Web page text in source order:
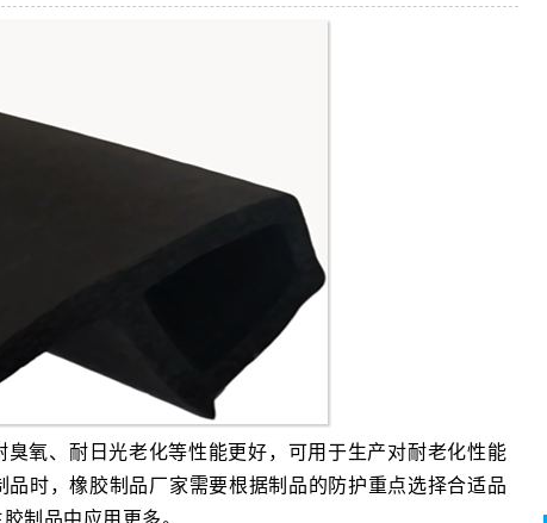
臭氧、耐日光老化等性能更好，可用于生产对耐老化性能
品时，橡胶制品厂家需要根据制品的防护重点选择合适品
制品中应用更多。